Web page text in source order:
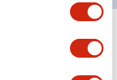
Tout développer+